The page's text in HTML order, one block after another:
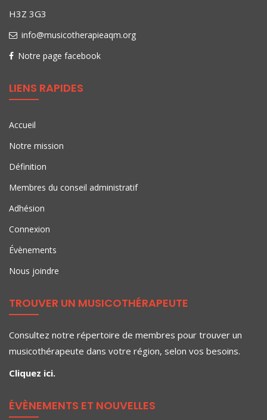
H3Z 3G3
info@musicotherapieaqm.org
Notre page facebook
LIENS RAPIDES
Accueil
Notre mission
Définition
Membres du conseil administratif
Adhésion
Connexion
Évènements
Nous joindre
TROUVER UN MUSICOTHÉRAPEUTE
Consultez notre répertoire de membres pour trouver un
musicothérapeute dans votre région, selon vos besoins.
Cliquez ici.
ÉVÈNEMENTS ET NOUVELLES